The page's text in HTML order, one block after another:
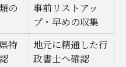
の
事前リストアッ
プ・早めの収集
特
地元に精通した行
政書士へ確認